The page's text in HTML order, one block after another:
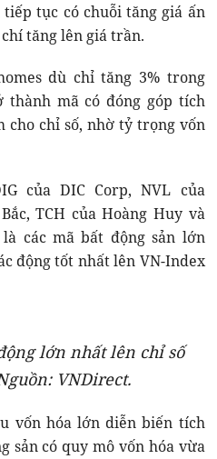
tục có chuỗi tăng giá ấn
tăng lên giá trần.
dù chỉ tăng 3% trong
mã có đóng góp tích
cho chỉ số, nhờ tỷ trọng vốn
của DIC Corp, NVL của
TCH của Hoàng Huy và
các mã bất động sản lớn
động tốt nhất lên VN-Index
lớn nhất lên chỉ số
VNDirect.
vốn hóa lớn diễn biến tích
sản có quy mô vốn hóa vừa